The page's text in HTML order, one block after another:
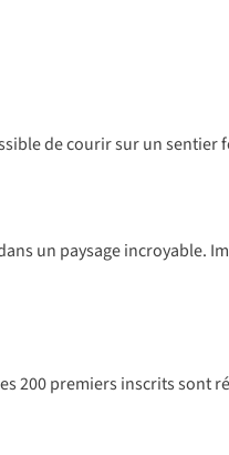
de courir sur un sentier
un paysage incroyable.
200 premiers inscrits sont